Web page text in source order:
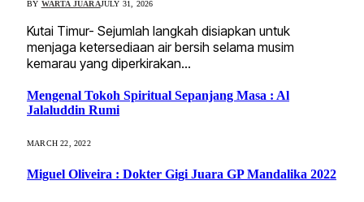
BY WARTA JUARAJULY 31, 2026
Kutai Timur- Sejumlah langkah disiapkan untuk
menjaga ketersediaan air bersih selama musim
kemarau yang diperkirakan…
Mengenal Tokoh Spiritual Sepanjang Masa : Al
Jalaluddin Rumi
MARCH 22, 2022
Miguel Oliveira : Dokter Gigi Juara GP Mandalika 2022